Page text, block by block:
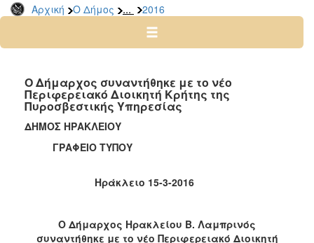
Αρχική Ο Δήμος ... 2016
2026
2024
2022
2021
2016
Ο Δήμαρχος συναντήθηκε με το νέο
Περιφερειακό Διοικητή Κρήτης της
Πυροσβεστικής Υπηρεσίας
ΔΗΜΟΣ ΗΡΑΚΛΕΙΟΥ
ΓΡΑΦΕΙΟ ΤΥΠΟΥ
Ηράκλειο 15-3-2016
Ο Δήμαρχος Ηρακλείου Β. Λαμπρινός
συναντήθηκε με το νέο Περιφερειακό Διοικητή